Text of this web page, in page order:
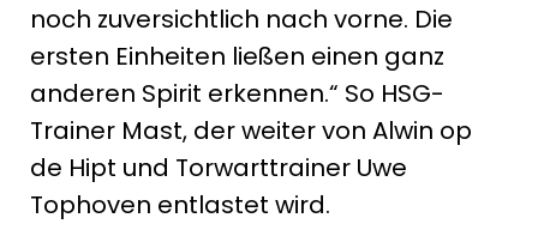
noch zuversichtlich nach vorne. Die
ersten Einheiten ließen einen ganz
anderen Spirit erkennen.“ So HSG-
Trainer Mast, der weiter von Alwin op
de Hipt und Torwarttrainer Uwe
Tophoven entlastet wird.